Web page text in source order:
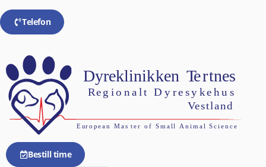
Telefon
Bestill time